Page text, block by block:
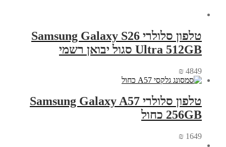
טלפון סלולרי Samsung Galaxy S26
Ultra 512GB סגול יבואן רשמי
₪ 4849
טלפון סלולרי Samsung Galaxy A57
256GB כחול
₪ 1649